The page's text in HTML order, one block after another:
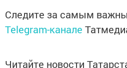
Следите за самым
Telegram-канале
Читайте новости